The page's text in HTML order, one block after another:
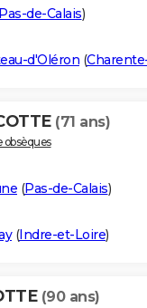
de-Calais)
d'Oléron (
(71 ans)
(Pas-de-Calais)
(Indre-et-Loire)
(90 ans)